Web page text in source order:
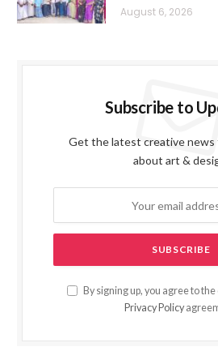
August 6, 2026
Subscribe to
Get the latest creative news
about art &
By signing up, you agree to
Privacy Policy